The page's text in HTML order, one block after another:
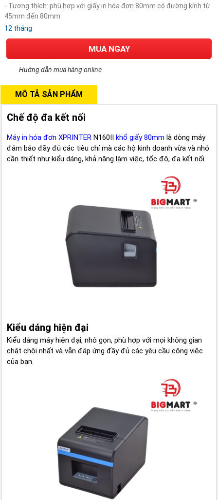
- Tương thích: phù hợp với giấy in hóa đơn 80mm có đường kính từ
45mm đến 80mm
12 tháng
MUA NGAY
Hướng dẫn mua hàng online
MÔ TẢ SẢN PHẨM
Chế độ đa kết nối
Máy in hóa đơn XPRINTER N160II khổ giấy 80mm là dòng máy
đảm bảo đầy đủ các tiêu chí mà các hộ kinh doanh vừa và nhỏ
cần thiết như kiểu dáng, khả năng làm việc, tốc độ, đa kết nối.
Kiểu dáng hiện đại
Kiểu dáng máy hiện đại, nhỏ gọn, phù hợp với mọi không gian
chật chội nhất và vẫn đáp ứng đầy đủ các yêu cầu công việc
của bạn.